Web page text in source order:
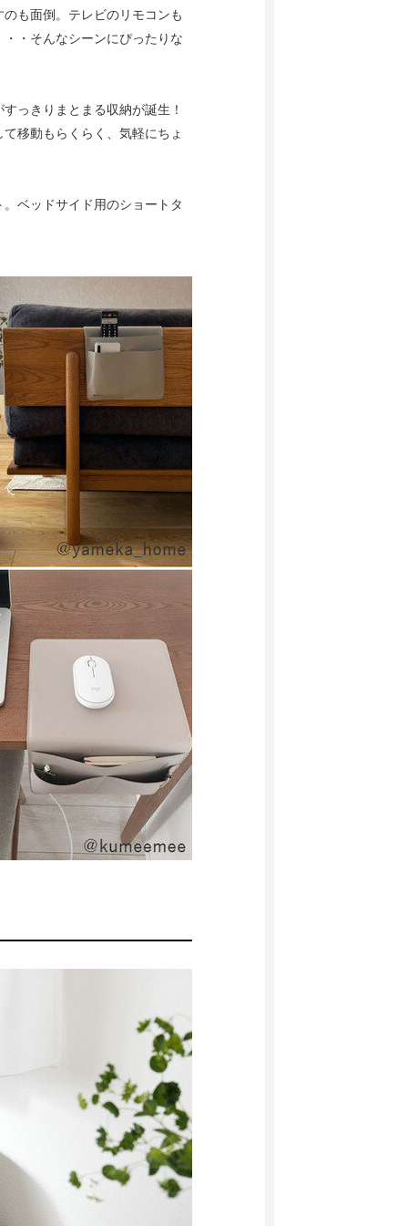
も面倒。テレビのリモコンも
・そんなシーンにぴったりな
っきりまとまる収納が誕生！
移動もらくらく、気軽にちょ
ベッドサイド用のショートタ